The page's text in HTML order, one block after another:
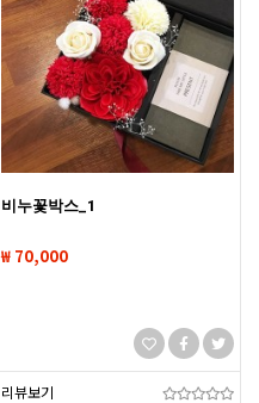
비누꽃박스_1
₩ 70,000
리뷰보기